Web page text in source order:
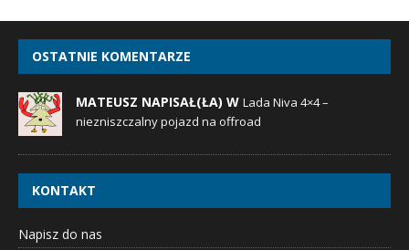
OSTATNIE KOMENTARZE
MATEUSZ NAPISAŁ(ŁA) W Lada Niva 4×4 –
niezniszczalny pojazd na offroad
KONTAKT
Napisz do nas